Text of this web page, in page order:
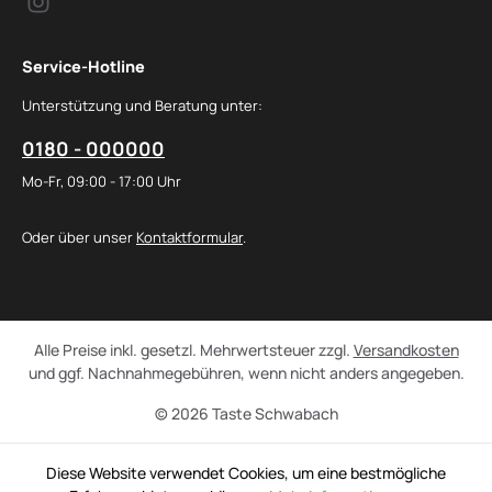
Service-Hotline
Unterstützung und Beratung unter:
0180 - 000000
Mo-Fr, 09:00 - 17:00 Uhr
Oder über unser Kontaktformular.
© 2026 Taste Schwabach
Alle Preise inkl. gesetzl. Mehrwertsteuer zzgl. Versandkosten
und ggf. Nachnahmegebühren, wenn nicht anders angegeben.
Diese Website verwendet Cookies, um eine bestmögliche